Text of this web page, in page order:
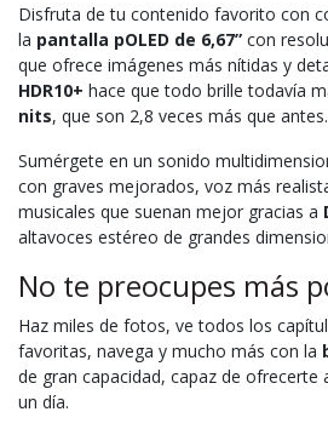
Disfruta de tu contenido favorito con
la pantalla pOLED de 6,67” con
que ofrece imágenes más nítidas y
HDR10+ hace que todo brille todavía
nits, que son 2,8 veces más que antes.
Sumérgete en un sonido
con graves mejorados, voz más
musicales que suenan mejor gracias a
altavoces estéreo de grandes
No te preocupes más
Haz miles de fotos, ve todos los
favoritas, navega y mucho más con la
de gran capacidad, capaz de
un día.